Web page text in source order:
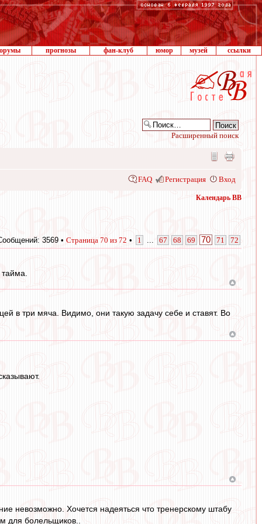
прогнозы фан-клуб юмор музей ссылки
Расширенный поиск
FAQ Регистрация Вход
Календарь ВВ
3569 • Страница 70 из 72 • 1 67 68 69 70 71 72
тайма.
в три мяча. Видимо, они такую задачу себе и ставят. Во
невозможно. Хочется надеяться что тренерскому штабу
для болельщиков..